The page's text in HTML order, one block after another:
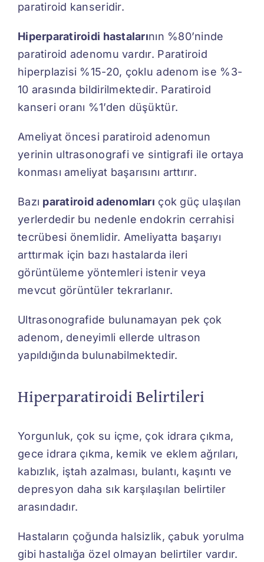
paratiroid kanseridir.
Hiperparatiroidi hastalarının %80’ninde
paratiroid adenomu vardır. Paratiroid
hiperplazisi %15-20, çoklu adenom ise %3-
10 arasında bildirilmektedir. Paratiroid
kanseri oranı %1’den düşüktür.
Ameliyat öncesi paratiroid adenomun
yerinin ultrasonografi ve sintigrafi ile ortaya
konması ameliyat başarısını arttırır.
Bazı paratiroid adenomları çok güç ulaşılan
yerlerdedir bu nedenle endokrin cerrahisi
tecrübesi önemlidir. Ameliyatta başarıyı
arttırmak için bazı hastalarda ileri
görüntüleme yöntemleri istenir veya
mevcut görüntüler tekrarlanır.
Ultrasonografide bulunamayan pek çok
adenom, deneyimli ellerde ultrason
yapıldığında bulunabilmektedir.
Hiperparatiroidi Belirtileri
Yorgunluk, çok su içme, çok idrara çıkma,
gece idrara çıkma, kemik ve eklem ağrıları,
kabızlık, iştah azalması, bulantı, kaşıntı ve
depresyon daha sık karşılaşılan belirtiler
arasındadır.
Hastaların çoğunda halsizlik, çabuk yorulma
gibi hastalığa özel olmayan belirtiler vardır.